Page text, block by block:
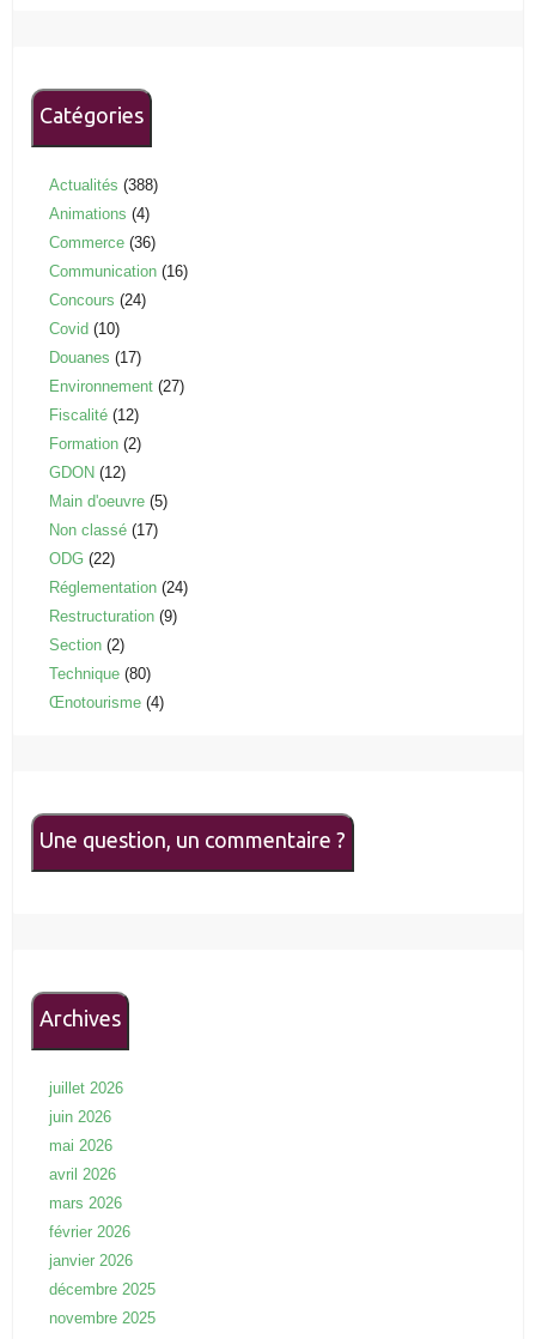
Catégories
Actualités (388)
Animations (4)
Commerce (36)
Communication (16)
Concours (24)
Covid (10)
Douanes (17)
Environnement (27)
Fiscalité (12)
Formation (2)
GDON (12)
Main d'oeuvre (5)
Non classé (17)
ODG (22)
Réglementation (24)
Restructuration (9)
Section (2)
Technique (80)
Œnotourisme (4)
Une question, un commentaire ?
Archives
juillet 2026
juin 2026
mai 2026
avril 2026
mars 2026
février 2026
janvier 2026
décembre 2025
novembre 2025